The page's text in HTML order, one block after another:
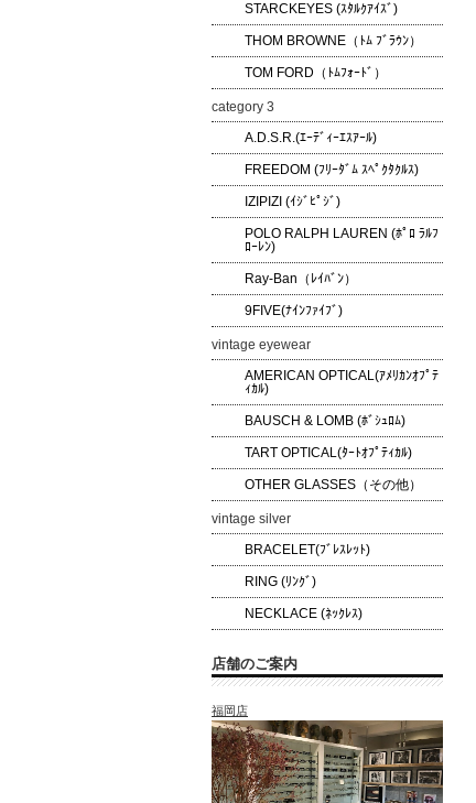
STARCKEYES (ｽﾀﾙｸｱｲｽﾞ)
THOM BROWNE（ﾄﾑ ﾌﾞﾗｳﾝ）
TOM FORD（ﾄﾑﾌｫｰﾄﾞ）
category 3
A.D.S.R.(ｴｰﾃﾞｨｰｴｽｱｰﾙ)
FREEDOM (ﾌﾘｰﾀﾞﾑ ｽﾍﾟｸﾀｸﾙｽ)
IZIPIZI (ｲｼﾞﾋﾟｼﾞ)
POLO RALPH LAUREN (ﾎﾟﾛ ﾗﾙﾌ
ﾛｰﾚﾝ)
Ray-Ban（ﾚｲﾊﾞﾝ）
9FIVE(ﾅｲﾝﾌｧｲﾌﾞ)
vintage eyewear
AMERICAN OPTICAL(ｱﾒﾘｶﾝｵﾌﾟﾃ
ｨｶﾙ)
BAUSCH & LOMB (ﾎﾞｼｭﾛﾑ)
TART OPTICAL(ﾀｰﾄｵﾌﾟﾃｨｶﾙ)
OTHER GLASSES（その他）
vintage silver
BRACELET(ﾌﾞﾚｽﾚｯﾄ)
RING (ﾘﾝｸﾞ)
NECKLACE (ﾈｯｸﾚｽ)
店舗のご案内
福岡店